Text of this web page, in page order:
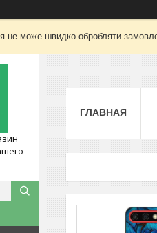
не може швидко обробляти
ГЛАВНАЯ